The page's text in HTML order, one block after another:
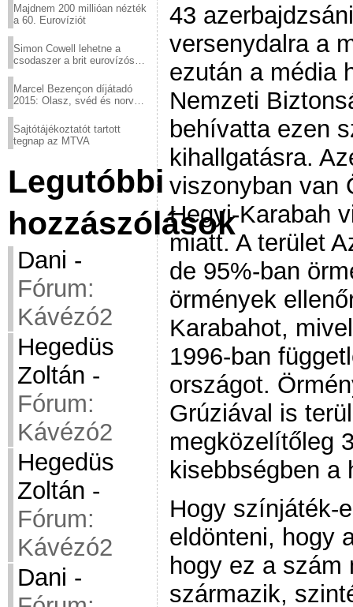
Majdnem 200 millióan nézték
a 60. Eurovíziót
Simon Cowell lehetne a
csodaszer a brit eurovízós
Marcel Bezençon díjátadó
2015: Olasz, svéd és norvég
Sajtótájékoztatót tartott
tegnap az MTVA
Legutóbbi
hozzászólások
Dani -
Fórum:
Kávézó2
Hegedüs
Zoltán -
Fórum:
Kávézó2
Hegedüs
Zoltán -
Fórum:
Kávézó2
Dani -
43
versenydalra a
ezután a média
Nemzeti
behívatta ezen
kihallgatásra.
viszonyban van
Hegyi-Karabah
miatt. A terület
de 95%-ban
örmények
Karabahot,
1996-ban
országot.
Grúziával is
megközelítőleg
kisebbségben a
Hogy színjáték-
eldönteni, hogy
hogy ez a szám
származik,